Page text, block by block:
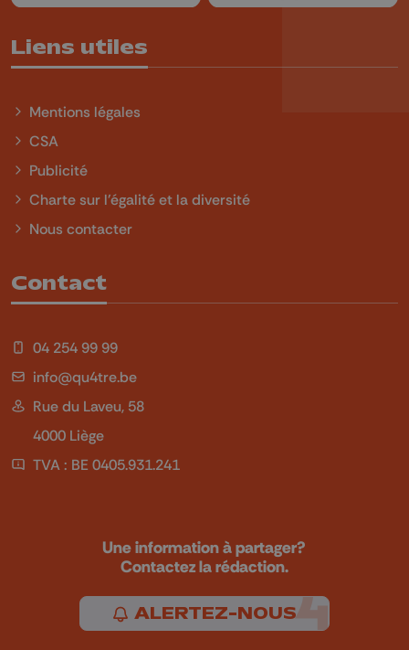
Liens utiles
Mentions légales
CSA
Publicité
Charte sur l'égalité et la diversité
Nous contacter
Contact
04 254 99 99
info@qu4tre.be
Rue du Laveu, 58
4000 Liège
TVA : BE 0405.931.241
Une information à partager?
Contactez la rédaction.
ALERTEZ-NOUS